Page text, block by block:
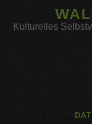
Kulturelles